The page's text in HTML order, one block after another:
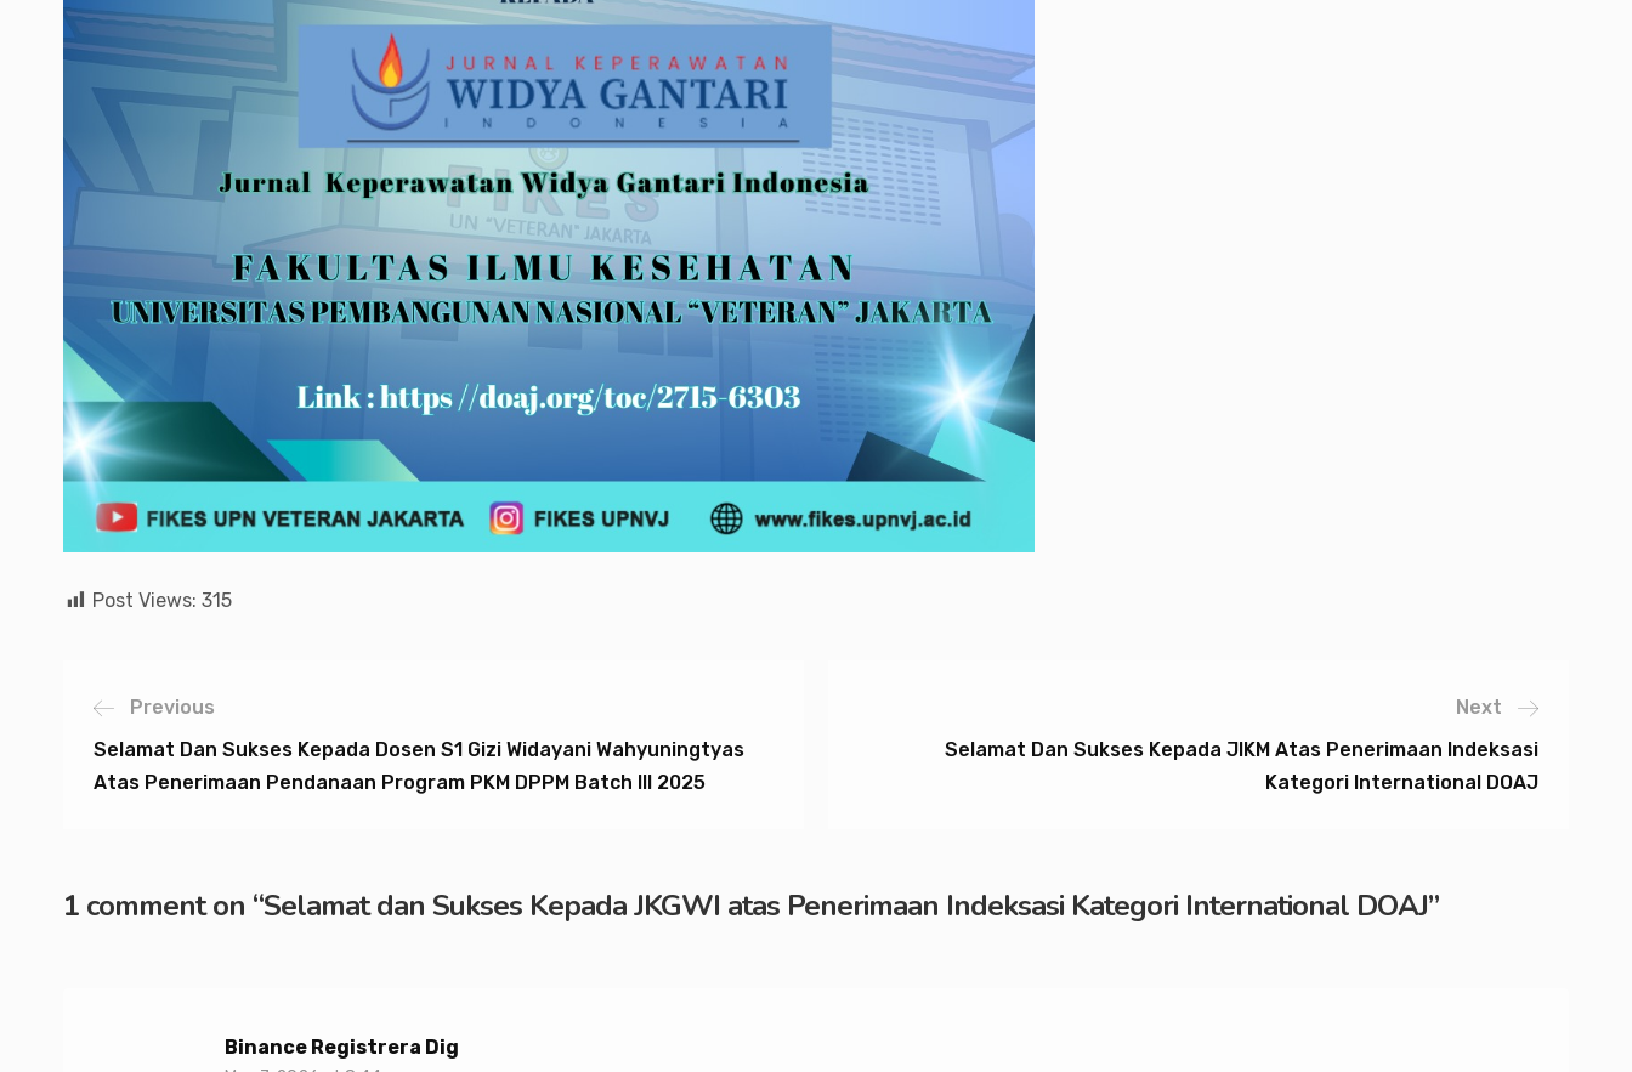
Post Views: 315
Previous
Selamat Dan Sukses Kepada Dosen S1 Gizi Widayani Wahyuningtyas
Atas Penerimaan Pendanaan Program PKM DPPM Batch III 2025
Next
Selamat Dan Sukses Kepada JIKM Atas Penerimaan Indeksasi
Kategori International DOAJ
1 comment on “Selamat dan Sukses Kepada JKGWI atas Penerimaan Indeksasi Kategori International DOAJ”
Binance Registrera Dig